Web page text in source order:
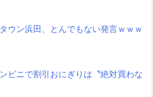
ウン浜田、とんでもない発言ｗｗｗ
ビニで割引おにぎりは〝絶対買わな